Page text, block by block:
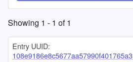
Showing 1 - 1 of1
Entry UUID: